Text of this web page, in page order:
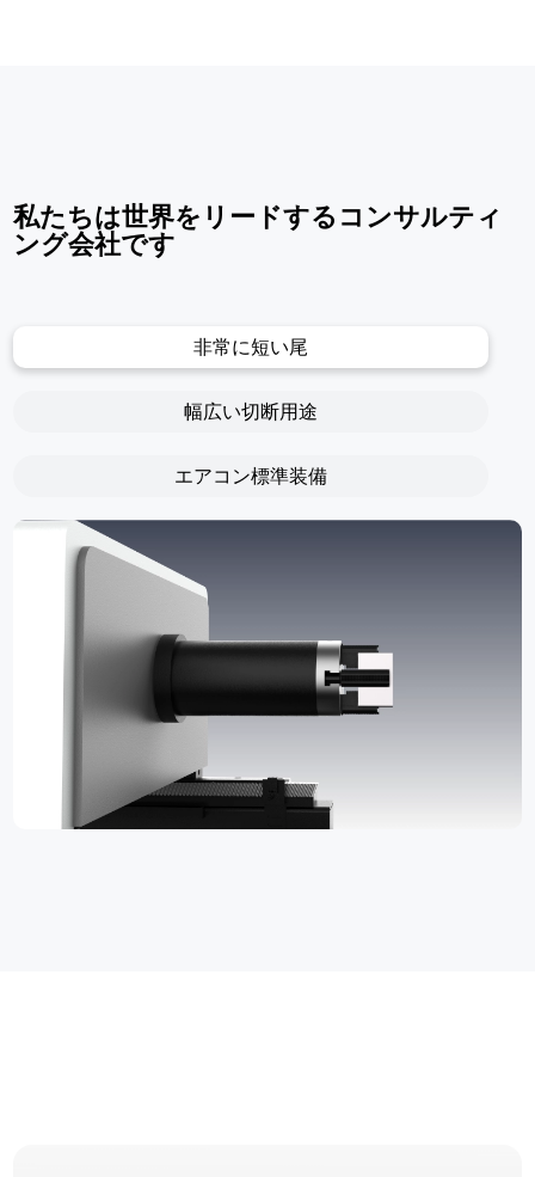
私たちは世界をリードするコンサルティ
ング会社です
非常に短い尾
幅広い切断用途
エアコン標準装備